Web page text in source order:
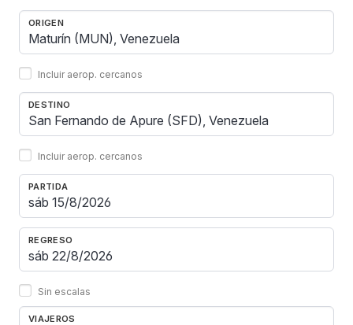
ORIGEN
Incluir aerop. cercanos
DESTINO
Incluir aerop. cercanos
PARTIDA
REGRESO
Sin escalas
VIAJEROS